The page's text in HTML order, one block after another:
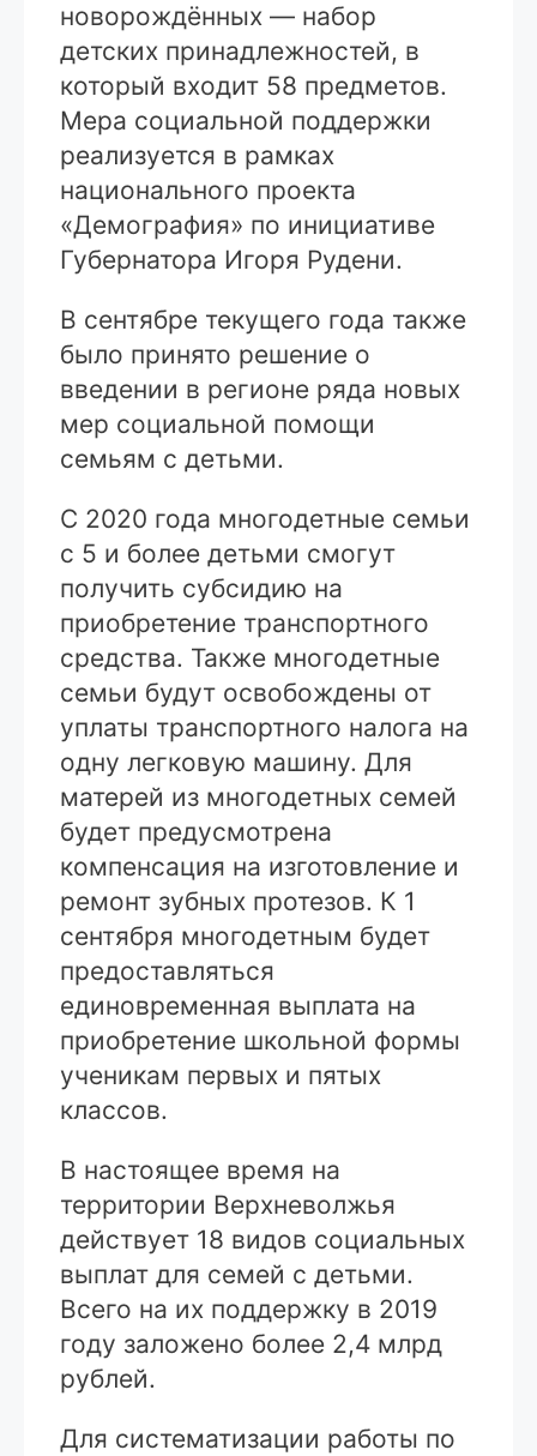
новорождённых — набор
детских принадлежностей, в
который входит 58 предметов.
Мера социальной поддержки
реализуется в рамках
национального проекта
«Демография» по инициативе
Губернатора Игоря Рудени.
В сентябре текущего года также
было принято решение о
введении в регионе ряда новых
мер социальной помощи
семьям с детьми.
С 2020 года многодетные семьи
с 5 и более детьми смогут
получить субсидию на
приобретение транспортного
средства. Также многодетные
семьи будут освобождены от
уплаты транспортного налога на
одну легковую машину. Для
матерей из многодетных семей
будет предусмотрена
компенсация на изготовление и
ремонт зубных протезов. К 1
сентября многодетным будет
предоставляться
единовременная выплата на
приобретение школьной формы
ученикам первых и пятых
классов.
В настоящее время на
территории Верхневолжья
действует 18 видов социальных
выплат для семей с детьми.
Всего на их поддержку в 2019
году заложено более 2,4 млрд
рублей.
Для систематизации работы по